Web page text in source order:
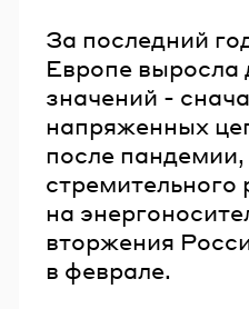
За последний
Европе выросла
значений -
напряженных
после
стремительного
на
вторжения
в феврале.